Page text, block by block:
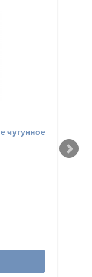
чугунное